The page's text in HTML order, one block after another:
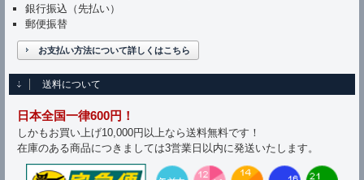
銀行振込（先払い）
郵便振替
お支払い方法について詳しくはこちら
送料について
日本全国一律600円！
しかもお買い上げ10,000円以上なら送料無料です！
在庫のある商品につきましては3営業日以内に発送いたします。